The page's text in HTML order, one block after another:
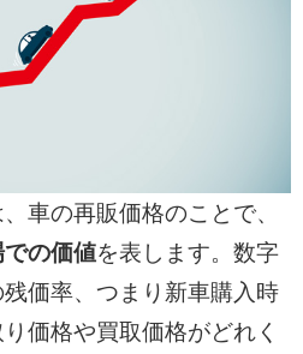
車の再販価格のことで、
の価値を表します。数字
価率、つまり新車購入時
価格や買取価格がどれく